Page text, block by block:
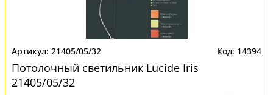
21405/05/32 14394
Потолочный светильник Lucide Iris
21405/05/32